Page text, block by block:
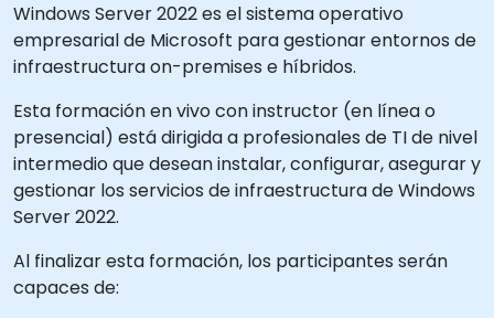
Windows Server 2022 es el sistema operativo
empresarial de Microsoft para gestionar entornos de
infraestructura on-premises e híbridos.
Esta formación en vivo con instructor (en línea o
presencial) está dirigida a profesionales de TI de nivel
intermedio que desean instalar, configurar, asegurar y
gestionar los servicios de infraestructura de Windows
Server 2022.
Al finalizar esta formación, los participantes serán
capaces de: